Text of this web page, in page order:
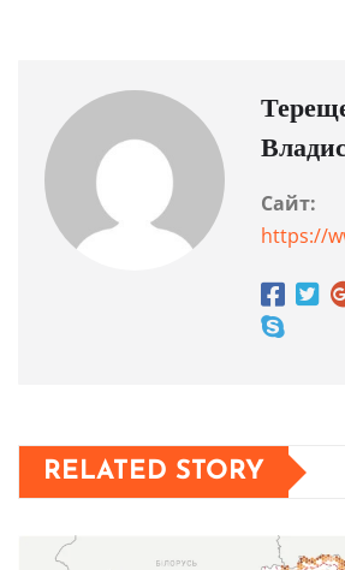
Сайт:
https://
RELATED STORY